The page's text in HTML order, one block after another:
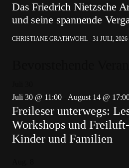
Das Friedrich Nietzsche
und seine spannende
CHRISTIANE GRATHWOHL 31 JULI, 2026
Juli 30 @ 11:00
August 14 @
Freileser unterwegs:
Workshops und
Kinder und Familien